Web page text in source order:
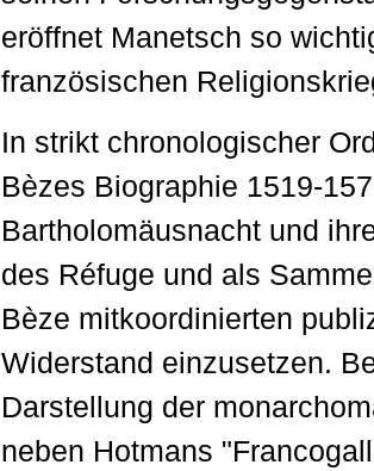
eröffnet Manetsch so
französischen
In strikt chronologischer
Bèzes Biographie 1519-
Bartholomäusnacht und
des Réfuge und als
Bèze mitkoordinierten
Widerstand einzusetzen.
Darstellung der
neben Hotmans